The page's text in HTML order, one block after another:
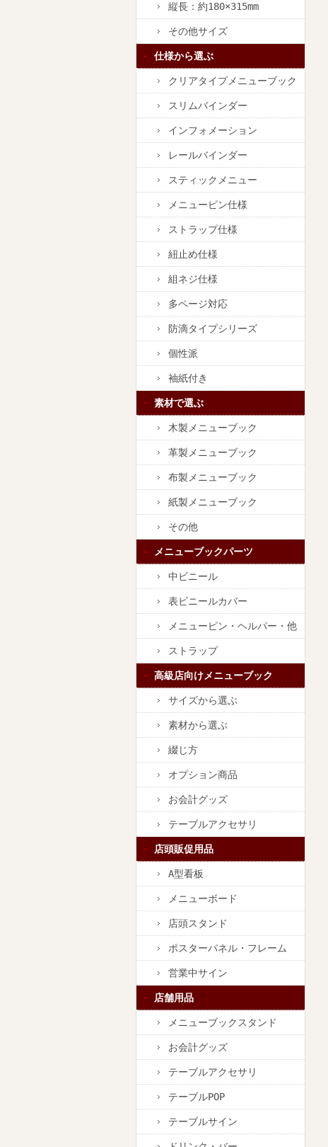
縦長：約180×315mm
その他サイズ
仕様から選ぶ
クリアタイプメニューブック
スリムバインダー
インフォメーション
レールバインダー
スティックメニュー
メニューピン仕様
ストラップ仕様
紐止め仕様
組ネジ仕様
多ページ対応
防滴タイプシリーズ
個性派
袖紙付き
素材で選ぶ
木製メニューブック
革製メニューブック
布製メニューブック
紙製メニューブック
その他
メニューブックパーツ
中ビニール
表ビニールカバー
メニューピン・ヘルパー・他
ストラップ
高級店向けメニューブック
サイズから選ぶ
素材から選ぶ
綴じ方
オプション商品
お会計グッズ
テーブルアクセサリ
店頭販促用品
A型看板
メニューボード
店頭スタンド
ポスターパネル・フレーム
営業中サイン
店舗用品
メニューブックスタンド
お会計グッズ
テーブルアクセサリ
テーブルPOP
テーブルサイン